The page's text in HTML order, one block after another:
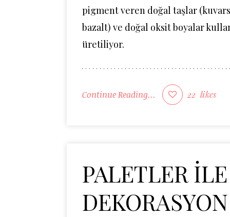
pigment veren doğal taşlar
bazalt) ve doğal oksit boyalar
üretiliyor.
Continue Reading... 22 likes
PALETLER İLE
DEKORASYON